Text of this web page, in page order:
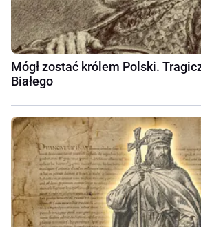
Mógł zostać królem Polski.
Białego